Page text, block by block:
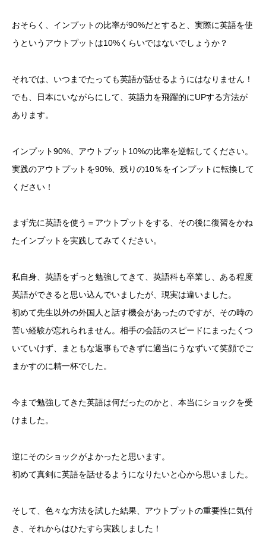
おそらく、インプットの比率が90%だとすると、実際に英語を使
うというアウトプットは10%くらいではないでしょうか？
それでは、いつまでたっても英語が話せるようにはなりません！
でも、日本にいながらにして、英語力を飛躍的にUPする方法が
あります。
インプット90%、アウトプット10%の比率を逆転してください。
実践のアウトプットを90%、残りの10％をインプットに転換して
ください！
まず先に英語を使う＝アウトプットをする、その後に復習をかね
たインプットを実践してみてください。
私自身、英語をずっと勉強してきて、英語科も卒業し、ある程度
英語ができると思い込んでいましたが、現実は違いました。
初めて先生以外の外国人と話す機会があったのですが、その時の
苦い経験が忘れられません。相手の会話のスピードにまったくつ
いていけず、まともな返事もできずに適当にうなずいて笑顔でご
まかすのに精一杯でした。
今まで勉強してきた英語は何だったのかと、本当にショックを受
けました。
逆にそのショックがよかったと思います。
初めて真剣に英語を話せるようになりたいと心から思いました。
そして、色々な方法を試した結果、アウトプットの重要性に気付
き、それからはひたすら実践しました！